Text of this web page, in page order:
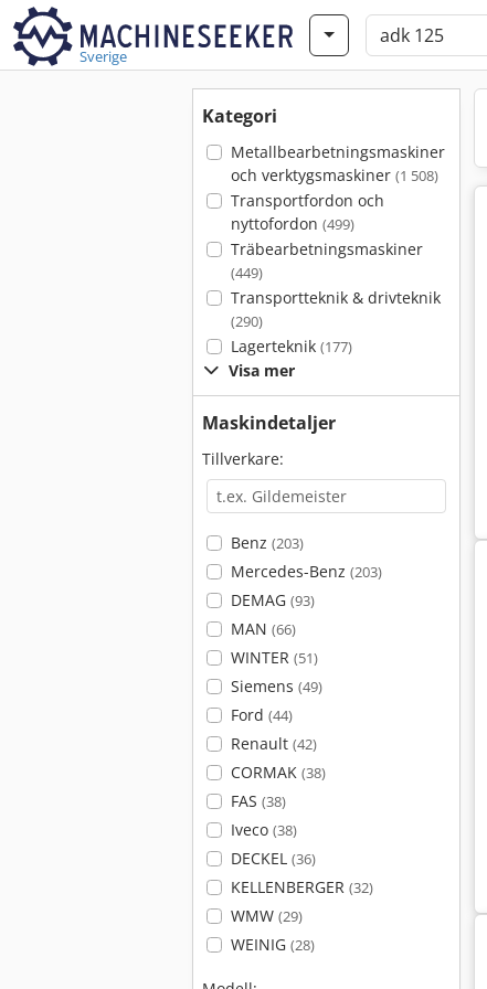
Sverige
Kategori
Metallbearbetningsmaskiner
och verktygsmaskiner (1 508)
Transportfordon och
nyttofordon (499)
Träbearbetningsmaskiner
(449)
Transportteknik & drivteknik
(290)
Lagerteknik (177)
Visa mer
Maskindetaljer
Tillverkare:
Benz (203)
Mercedes-Benz (203)
DEMAG (93)
MAN (66)
WINTER (51)
Siemens (49)
Ford (44)
Renault (42)
CORMAK (38)
FAS (38)
Iveco (38)
DECKEL (36)
KELLENBERGER (32)
WMW (29)
WEINIG (28)